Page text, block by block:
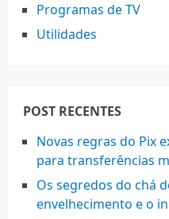
Programas de TV
Utilidades
POST RECENTES
Novas regras do Pix
para transferências
Os segredos do chá
envelhecimento e o